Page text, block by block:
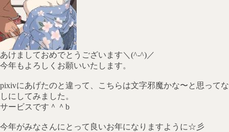
あけましておめでとうございます＼(^-^)／
今年もよろしくお願いいたします。
pixivにあげたのと違って、こちらは文字邪魔かな〜と思ってな
しにしてみました。
サービスです＾＾b
今年がみなさんにとって良いお年になりますように☆彡